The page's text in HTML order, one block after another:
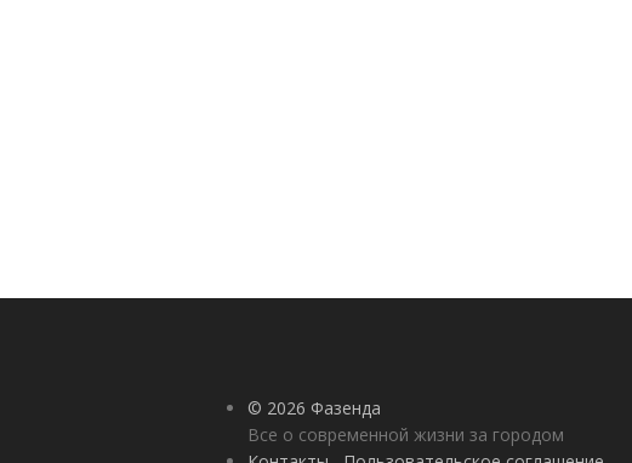
© 2026 Фазенда
Все о современной жизни за городом